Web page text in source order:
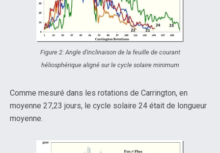
Figure 2: Angle d’inclinaison de la feuille de courant
héliosphérique aligné sur le cycle solaire minimum
Comme mesuré dans les rotations de Carrington, en
moyenne 27,23 jours, le cycle solaire 24 était de longueur
moyenne.